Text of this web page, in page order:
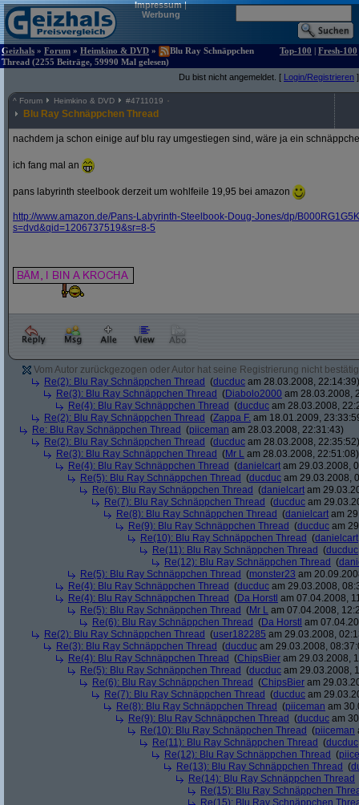
Impressum|
Werbung
Geizhals » Forum » Heimkino & DVD »
Blu Ray Schnäppchen
Thread (2255 Beiträge, 59990 Mal gelesen)
Top-100 | Fresh-100
Du bist nicht angemeldet. [ Login/Registrieren ]
^ Forum Heimkino & DVD #4711019
Blu Ray Schnäppchen Thread
nachdem ja schon einige auf blu ray umgestiegen sind, wäre ja ein
ich fang mal an
pans labyrinth steelbook derzeit um wohlfeile 19,95 bei amazon
http://www.amazon.de/Pans-Labyrinth-Steelbook-Doug-Jones/dp/
s=dvd&qid=1206737519&sr=8-5
Vom Autor zurückgezogen oder Autor hat seine Registrierung nicht
Re(2): Blu Ray Schnäppchen Thread (ducduc am 28.03.2008, 22:14:39)
Re(3): Blu Ray Schnäppchen Thread (Diabolo2000 am 28.03.2008,
Re(4): Blu Ray Schnäppchen Thread (ducduc am 28.03.2008,
Re(2): Blu Ray Schnäppchen Thread (Zappa F. am 18.01.2009,
Re: Blu Ray Schnäppchen Thread (piiceman am 28.03.2008, 22:31:43)
Re(2): Blu Ray Schnäppchen Thread (ducduc am 28.03.2008, 22:35:52)
Re(3): Blu Ray Schnäppchen Thread (Mr L am 28.03.2008, 22:51:08)
Re(4): Blu Ray Schnäppchen Thread (danielcart am 29.03.2008,
Re(5): Blu Ray Schnäppchen Thread (ducduc am 29.03.2008,
Re(6): Blu Ray Schnäppchen Thread (danielcart am
Re(7): Blu Ray Schnäppchen Thread (ducduc am
Re(8): Blu Ray Schnäppchen Thread (danielcart am
Re(9): Blu Ray Schnäppchen Thread (ducduc am
Re(10): Blu Ray Schnäppchen Thread (danielcart
Re(11): Blu Ray Schnäppchen Thread (ducduc
Re(12): Blu Ray Schnäppchen Thread (
Re(5): Blu Ray Schnäppchen Thread (monster23 am
Re(4): Blu Ray Schnäppchen Thread (ducduc am 29.03.2008,
Re(4): Blu Ray Schnäppchen Thread (Da Horstl am 07.04.2008,
Re(5): Blu Ray Schnäppchen Thread (Mr L am 07.04.2008,
Re(6): Blu Ray Schnäppchen Thread (Da Horstl am
Re(2): Blu Ray Schnäppchen Thread (user182285 am 29.03.2008,
Re(3): Blu Ray Schnäppchen Thread (ducduc am 29.03.2008,
Re(4): Blu Ray Schnäppchen Thread (ChipsBier am 29.03.2008,
Re(5): Blu Ray Schnäppchen Thread (ducduc am 29.03.2008,
Re(6): Blu Ray Schnäppchen Thread (ChipsBier am
Re(7): Blu Ray Schnäppchen Thread (ducduc am
Re(8): Blu Ray Schnäppchen Thread (piiceman am
Re(9): Blu Ray Schnäppchen Thread (ducduc am
Re(10): Blu Ray Schnäppchen Thread (piiceman
Re(11): Blu Ray Schnäppchen Thread (ducduc
Re(12): Blu Ray Schnäppchen Thread (
Re(13): Blu Ray Schnäppchen Thread (
Re(14): Blu Ray Schnäppchen Thread
Re(15): Blu Ray Schnäppchen
Re(15): Blu Ray Schnäppchen